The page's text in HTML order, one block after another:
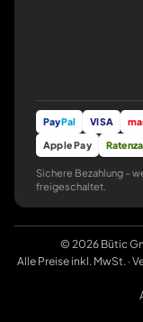
PayPal VISA
Apple Pay
Sichere Bezahlung –
freigeschaltet.
© 2026 Bütic
Alle Preise inkl. MwSt. ·